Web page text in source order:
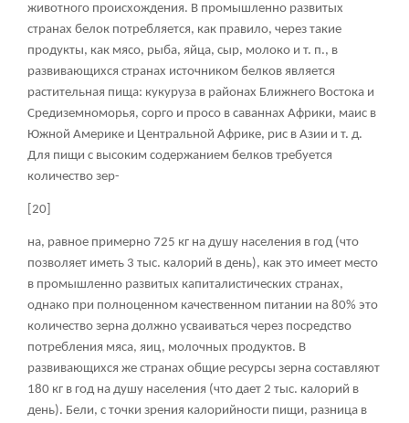
животного происхождения. В промышленно развитых
странах белок потребляется, как правило, через такие
продукты, как мясо, рыба, яйца, сыр, молоко и т. п., в
развивающихся странах источником белков является
растительная пища: кукуруза в районах Ближнего Востока и
Средиземноморья, сорго и просо в саваннах Африки, маис в
Южной Америке и Центральной Африке, рис в Азии и т. д.
Для пищи с высоким содержанием белков требуется
количество зер-
[20]
на, равное примерно 725 кг на душу населения в год (что
позволяет иметь 3 тыс. калорий в день), как это имеет место
в промышленно развитых капиталистических странах,
однако при полноценном качественном питании на 80% это
количество зерна должно усваиваться через посредство
потребления мяса, яиц, молочных продуктов. В
развивающихся же странах общие ресурсы зерна составляют
180 кг в год на душу населения (что дает 2 тыс. калорий в
день). Бели, с точки зрения калорийности пищи, разница в